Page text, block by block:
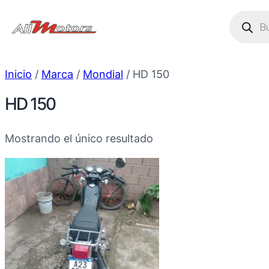
Inicio / Marca / Mondial / HD 150
HD 150
Mostrando el único resultado